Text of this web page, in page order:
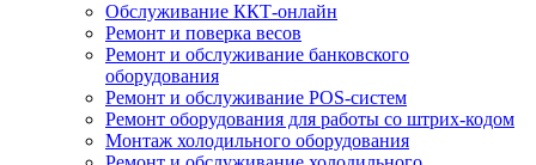
Обслуживание ККТ-онлайн
Ремонт и поверка весов
Ремонт и обслуживание банковского
оборудования
Ремонт и обслуживание POS-систем
Ремонт оборудования для работы со штрих-кодом
Монтаж холодильного оборудования